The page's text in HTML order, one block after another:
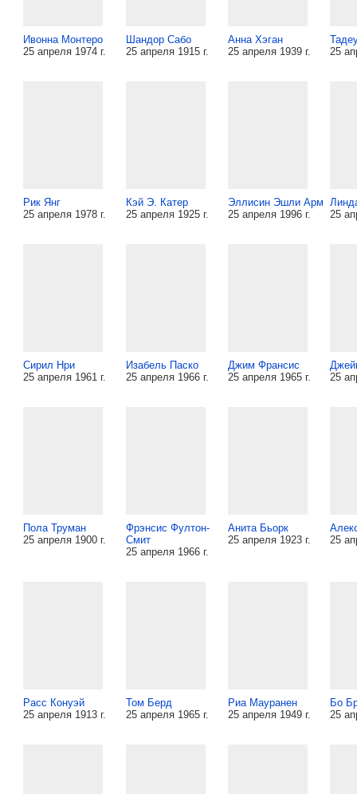
Ивонна Монтеро
25 апреля 1974 г.
Шандор Сабо
25 апреля 1915 г.
Анна Хэган
25 апреля 1939 г.
25
Рик Янг
25 апреля 1978 г.
Кэй Э. Катер
25 апреля 1925 г.
Эллисин Эшли Арм
25 апреля 1996 г.
25
Сирил Нри
25 апреля 1961 г.
Изабель Паско
25 апреля 1966 г.
Джим Франсис
25 апреля 1965 г.
25
Пола Труман
25 апреля 1900 г.
Фрэнсис Фултон-
Смит
25 апреля 1966 г.
Анита Бьорк
25 апреля 1923 г.
25
Расс Конуэй
25 апреля 1913 г.
Том Берд
25 апреля 1965 г.
Риа Мауранен
25 апреля 1949 г.
Бо
25